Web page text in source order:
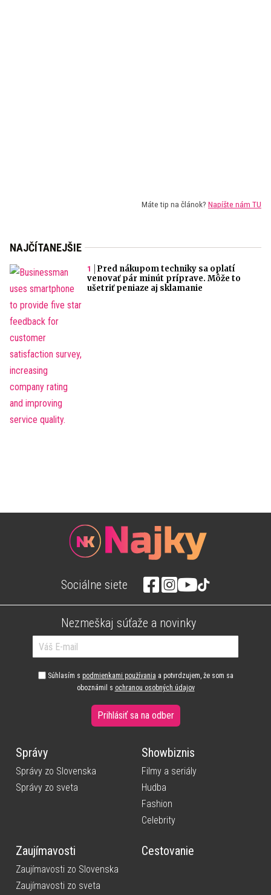
Máte tip na článok? Napíšte nám TU
NAJČÍTANEJŠIE
Pred nákupom techniky sa oplatí
venovať pár minút príprave. Môže to
ušetriť peniaze aj sklamanie
Sociálne siete
Nezmeškaj súťaže a novinky
Súhlasím s podmienkami používania a potvrdzujem, že som sa
oboznámil s ochranou osobných údajov
Prihlásiť sa na odber
Správy
Správy zo Slovenska
Správy zo sveta
Showbiznis
Filmy a seriály
Hudba
Fashion
Celebrity
Zaujímavosti
Zaujímavosti zo Slovenska
Zaujímavosti zo sveta
Cestovanie